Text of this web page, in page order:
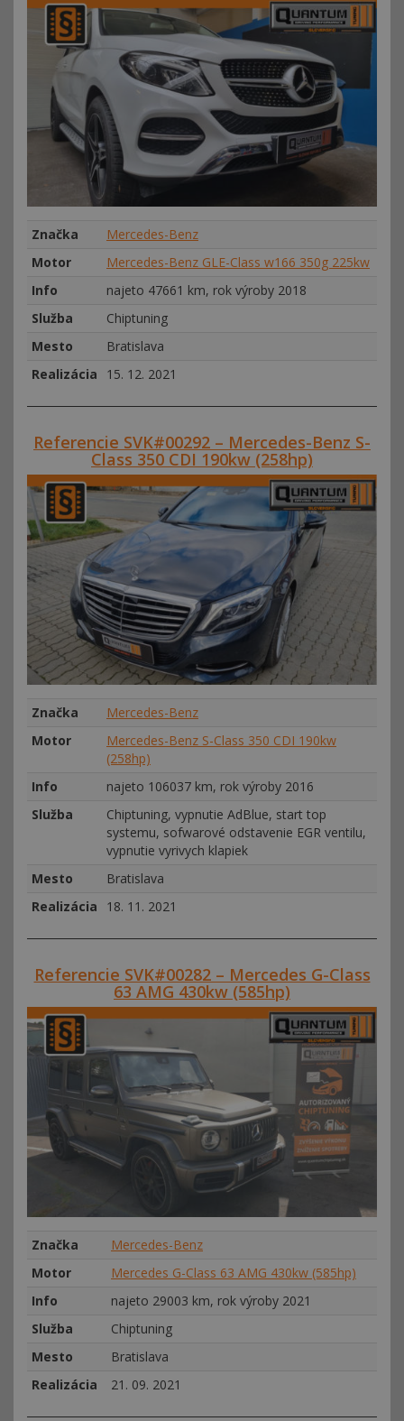
Značka
Mercedes-Benz
Motor
Mercedes-Benz GLE-Class w166 350g 225kw
Info
najeto 47661 km, rok výroby 2018
Služba
Chiptuning
Mesto
Bratislava
Realizácia
15. 12. 2021
Referencie SVK#00292 – Mercedes-Benz S-
Class 350 CDI 190kw (258hp)
Značka
Mercedes-Benz
Motor
Mercedes-Benz S-Class 350 CDI 190kw
(258hp)
Info
najeto 106037 km, rok výroby 2016
Služba
Chiptuning, vypnutie AdBlue, start top
systemu, sofwarové odstavenie EGR ventilu,
vypnutie vyrivych klapiek
Mesto
Bratislava
Realizácia
18. 11. 2021
Referencie SVK#00282 – Mercedes G-Class
63 AMG 430kw (585hp)
Značka
Mercedes-Benz
Motor
Mercedes G-Class 63 AMG 430kw (585hp)
Info
najeto 29003 km, rok výroby 2021
Služba
Chiptuning
Mesto
Bratislava
Realizácia
21. 09. 2021